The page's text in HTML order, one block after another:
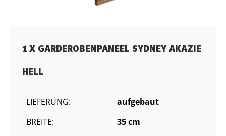
1 X GARDEROBENPANEEL SYDNEY AKAZIE
HELL
LIEFERUNG:
aufgebaut
BREITE:
35 cm